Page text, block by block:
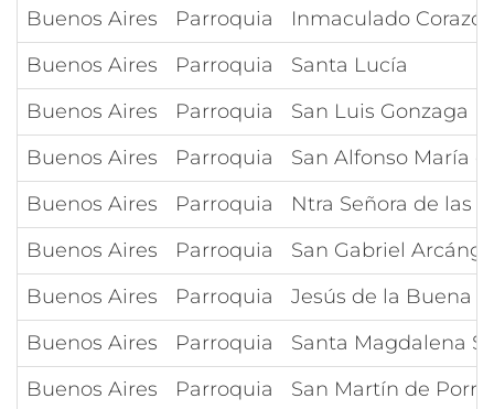
Buenos Aires Parroquia
Inmaculado
Buenos Aires
Parroquia
Santa Lucía
Buenos Aires
Parroquia
San Luis Gonzaga
Buenos Aires
Parroquia
San Alfonso María
Buenos Aires
Parroquia
Ntra Señora de las
Buenos Aires
Parroquia
San Gabriel
Buenos Aires
Parroquia
Jesús de la Buena
Buenos Aires
Parroquia
Santa Magdalena
Buenos Aires
Parroquia
San Martín de